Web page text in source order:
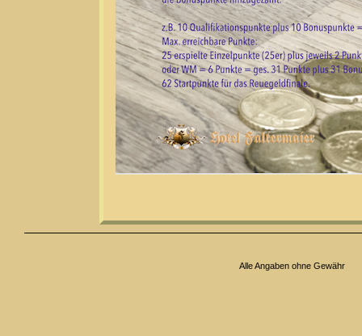
Alle Angaben ohne Gewähr